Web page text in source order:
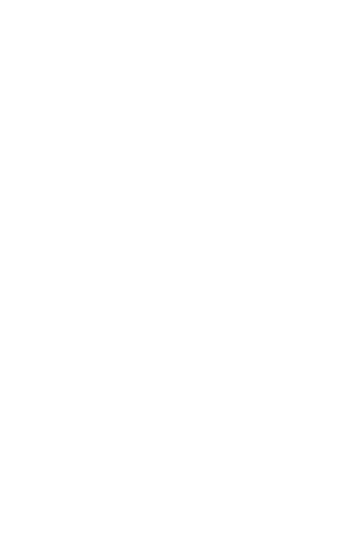
s3/PutObject.java